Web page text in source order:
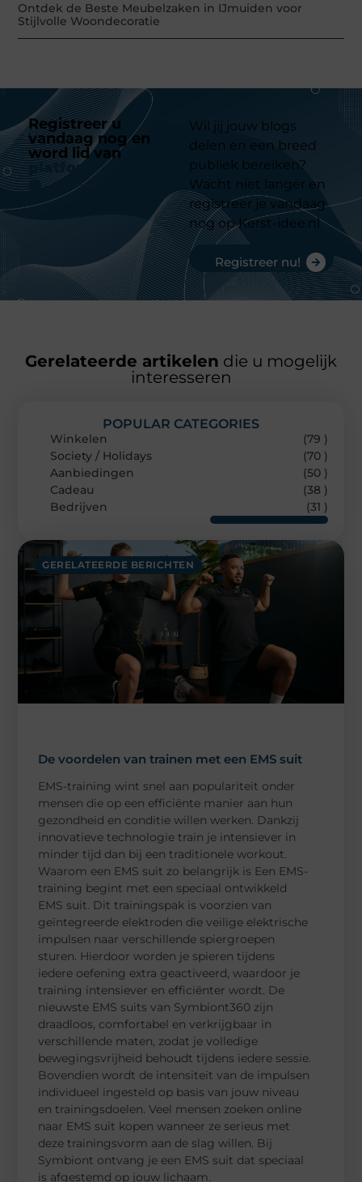
Ontdek de Beste Meubelzaken in IJmuiden voor
Stijlvolle Woondecoratie
Registreer u
vandaag nog en
word lid van
platform
Wil jij jouw blogs
delen en een breed
publiek bereiken?
Wacht niet langer en
registreer je vandaag
nog op Kerst-idee.nl
Registreer nu!
Gerelateerde artikelen die u mogelijk
interesseren
GERELATEERDE BERICHTEN
De voordelen van trainen met een EMS suit
EMS-training wint snel aan populariteit onder
mensen die op een efficiënte manier aan hun
gezondheid en conditie willen werken. Dankzij
innovatieve technologie train je intensiever in
minder tijd dan bij een traditionele workout.
Waarom een EMS suit zo belangrijk is Een EMS-
training begint met een speciaal ontwikkeld
EMS suit. Dit trainingspak is voorzien van
geïntegreerde elektroden die veilige elektrische
impulsen naar verschillende spiergroepen
sturen. Hierdoor worden je spieren tijdens
iedere oefening extra geactiveerd, waardoor je
training intensiever en efficiënter wordt. De
nieuwste EMS suits van Symbiont360 zijn
draadloos, comfortabel en verkrijgbaar in
verschillende maten, zodat je volledige
bewegingsvrijheid behoudt tijdens iedere sessie.
Bovendien wordt de intensiteit van de impulsen
individueel ingesteld op basis van jouw niveau
en trainingsdoelen. Veel mensen zoeken online
naar EMS suit kopen wanneer ze serieus met
deze trainingsvorm aan de slag willen. Bij
Symbiont ontvang je een EMS suit dat speciaal
is afgestemd op jouw lichaam.
POPULAR CATEGORIES
Winkelen
(79 )
Society / Holidays
(70 )
Aanbiedingen
(50 )
Cadeau
(38 )
Bedrijven
(31 )